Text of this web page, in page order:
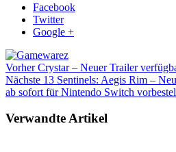
Facebook
Twitter
Google +
VorherCrystar – Neuer Trailer
Nächste 13 Sentinels: Aegis Rim –
ab sofort für Nintendo Switch
Verwandte Artikel